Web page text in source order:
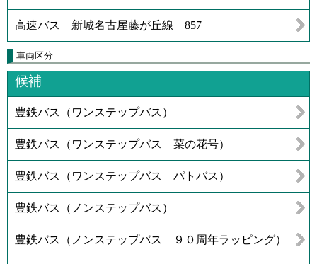
高速バス 新城名古屋藤が丘線 857
車両区分
候補
豊鉄バス（ワンステップバス）
豊鉄バス（ワンステップバス 菜の花号）
豊鉄バス（ワンステップバス パトバス）
豊鉄バス（ノンステップバス）
豊鉄バス（ノンステップバス ９０周年ラッピング）